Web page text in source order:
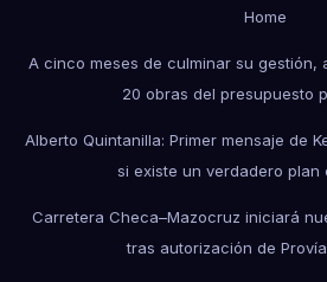
Home
A cinco meses de culminar su gestión,
20 obras del presupuesto
Alberto Quintanilla: Primer mensaje de
si existe un verdadero plan
Carretera Checa–Mazocruz iniciará
tras autorización de